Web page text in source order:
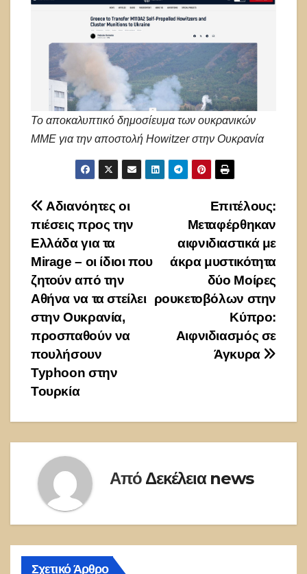
Το αποκαλυπτικό δημοσίευμα των ουκρανικών
ΜΜΕ για την αποστολή Howitzer στην Ουκρανία
Πλοήγηση
άρθρων
Επιτέλους:
Μεταφέρθηκαν
αιφνιδιαστικά με
άκρα μυστικότητα
δύο Μοίρες
ρουκετοβόλων στην
Κύπρο:
Αιφνιδιασμός σε
Άγκυρα
Αδιανόητες οι
πιέσεις προς την
Ελλάδα για τα
Mirage – οι ίδιοι που
ζητούν από την
Αθήνα να τα στείλει
στην Ουκρανία,
προσπαθούν να
πουλήσουν
Typhoon στην
Τουρκία
Από Δεκέλεια news
Σχετικό Άρθρο